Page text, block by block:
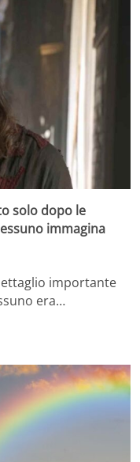
solo dopo le
immagina
importante
era…